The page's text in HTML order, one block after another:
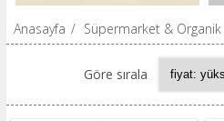
Anasayfa / Süpermarket &
Göre sırala